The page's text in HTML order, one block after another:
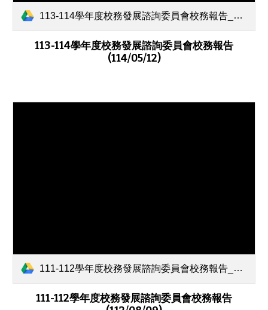
113-114學年度校務發展諮詢委員會校務報告_1140512.pdf
113-114學年度校務發展諮詢委員會校務報告
(114/05/12)
111-112學年度校務發展諮詢委員會校務報告_1120809.pdf
111-112學年度校務發展諮詢委員會校務報告